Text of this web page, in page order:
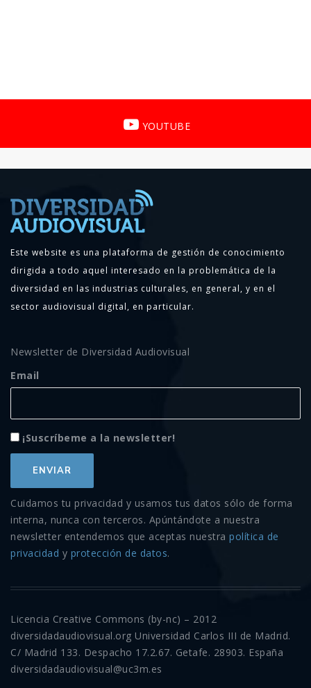
YOUTUBE
Este website es una plataforma de gestión de conocimiento
dirigida a todo aquel interesado en la problemática de la
diversidad en las industrias culturales, en general, y en el
sector audiovisual digital, en particular.
Newsletter de Diversidad Audiovisual
Email
¡Suscríbeme a la newsletter!
Cuidamos tu privacidad y usamos tus datos sólo de forma
interna, nunca con terceros. Apúntándote a nuestra
newsletter entendemos que aceptas nuestra política de
privacidad y protección de datos.
Licencia Creative Commons (by-nc) – 2012
diversidadaudiovisual.org Universidad Carlos III de Madrid.
C/ Madrid 133. Despacho 17.2.67. Getafe. 28903. España
diversidadaudiovisual@uc3m.es